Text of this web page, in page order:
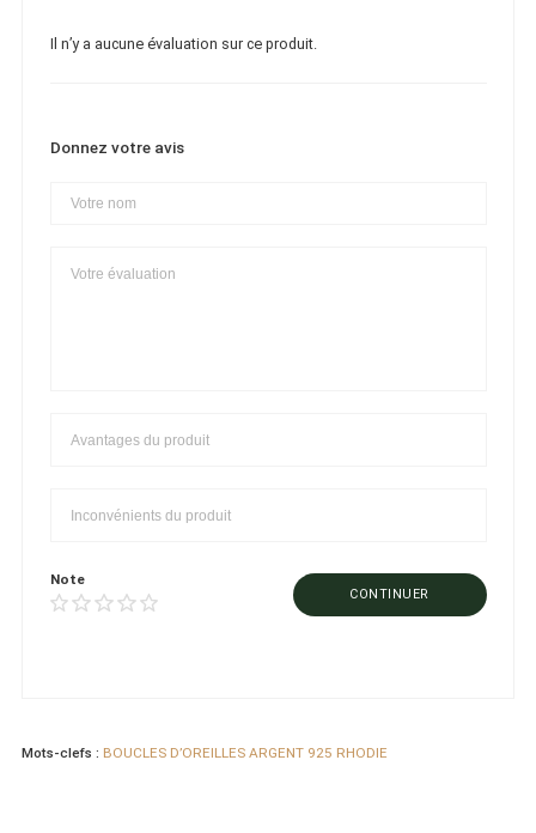
Il n’y a aucune évaluation sur ce produit.
Donnez votre avis
Note
CONTINUER
Mots-clefs : BOUCLES D’OREILLES ARGENT 925 RHODIE